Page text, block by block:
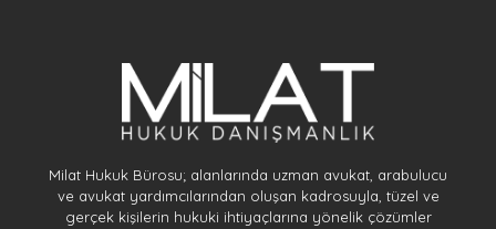
Milat Hukuk Bürosu; alanlarında uzman avukat, arabulucu
ve avukat yardımcılarından oluşan kadrosuyla, tüzel ve
gerçek kişilerin hukuki ihtiyaçlarına yönelik çözümler